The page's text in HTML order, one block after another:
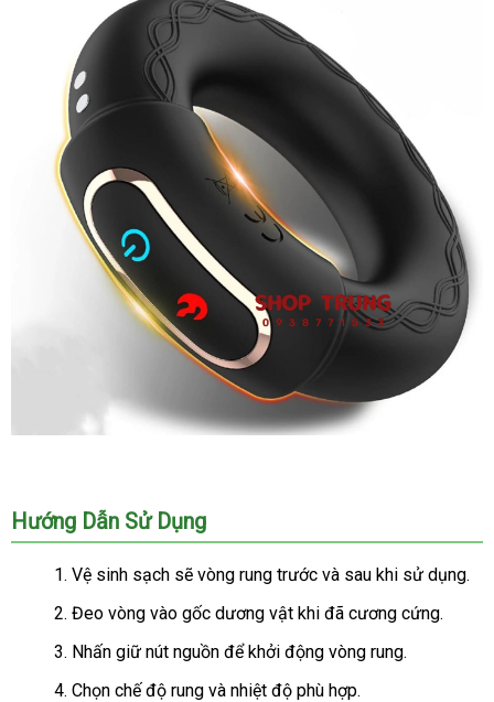
Dương
Vật
Cứu
Cho
Nam
Hướng Dẫn Sử Dụng
Vệ sinh sạch giá
bán
lẻ
sẽ vòng rung trước so
sánh
và sau khi sử dụng.
Đeo vòng vào gốc dương vật khi nhập
khẩu
đã cương cứng.
Nhấn giữ nút nguồn đấu
giá
để khởi động vòng rung.
Chọn chế độ rung nước
và nhiệt độ phù hợp.